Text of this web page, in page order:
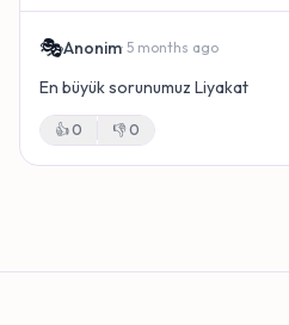
🎭Anonim· 5 months ago
En büyük sorunumuz Liyakat
👍0 👎 0